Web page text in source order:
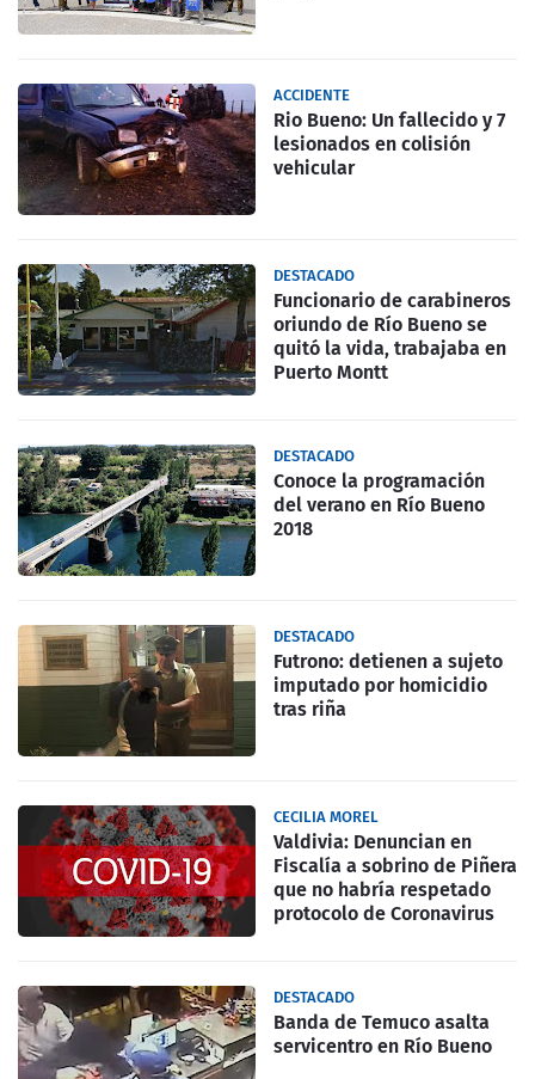
ACCIDENTE
Rio Bueno: Un fallecido y 7
lesionados en colisión
vehicular
DESTACADO
Funcionario de carabineros
oriundo de Río Bueno se
quitó la vida, trabajaba en
Puerto Montt
DESTACADO
Conoce la programación
del verano en Río Bueno
2018
DESTACADO
Futrono: detienen a sujeto
imputado por homicidio
tras riña
CECILIA MOREL
Valdivia: Denuncian en
Fiscalía a sobrino de Piñera
que no habría respetado
protocolo de Coronavirus
DESTACADO
Banda de Temuco asalta
servicentro en Río Bueno